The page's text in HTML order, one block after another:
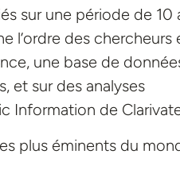
sur une période de 10
l’ordre des chercheurs
une base de
et sur des analyses
Information de
plus éminents du